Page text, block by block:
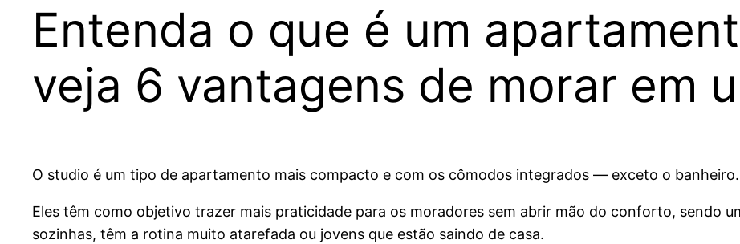
Entenda o que é um
veja 6 vantagens de morar em
O studio é um tipo de apartamento mais compacto e com os cômodos integrados — exceto o banheiro.
Eles têm como objetivo trazer mais praticidade para os moradores sem abrir mão do conforto, sendo
sozinhas, têm a rotina muito atarefada ou jovens que estão saindo de casa.